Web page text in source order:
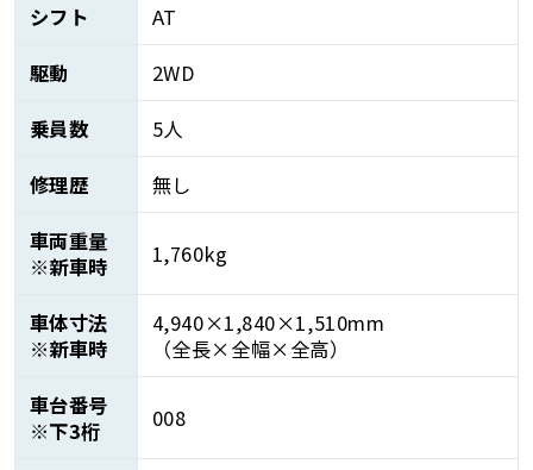
シフト
AT
駆動
2WD
乗員数
5人
修理歴
無し
車両重量
※新車時
1,760kg
車体寸法
※新車時
4,940×1,840×1,510mm
（全長×全幅×全高）
車台番号
※下3桁
008